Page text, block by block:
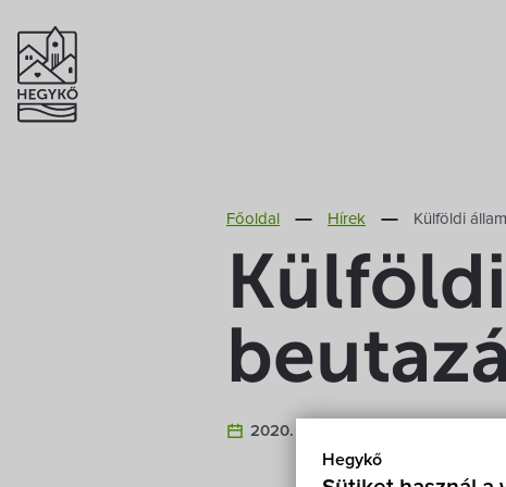
Hegykő
Főoldal Hírek Külföldi
2020. Április 2.